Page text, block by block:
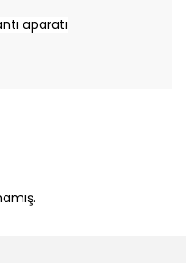
aparatı